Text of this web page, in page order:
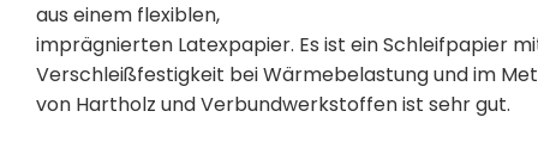
aus einem flexiblen,
imprägnierten Latexpapier. Es ist ein Schleifpapier
Verschleißfestigkeit bei Wärmebelastung und im
von Hartholz und Verbundwerkstoffen ist sehr gut.